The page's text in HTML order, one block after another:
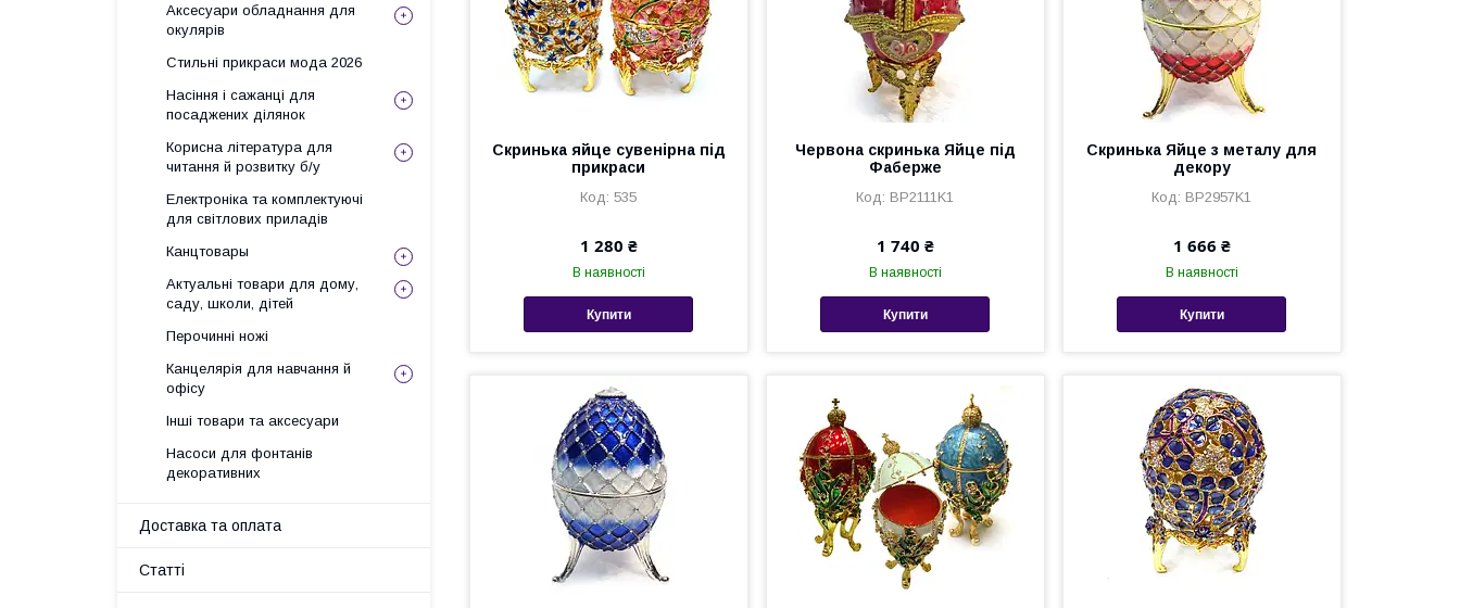
Скринька яйце сувенірна під
прикраси
535
1 280 ₴
В наявності
Купити
Червона скринька Яйце під
Фаберже
BP2111K1
1 740 ₴
В наявності
Купити
Скринька Яйце з металу для
декору
BP2957K1
1 666 ₴
В наявності
Купити
Аксесуари обладнання для
окулярів
Стильні прикраси мода 2026
Насіння і сажанці для
посаджених ділянок
Корисна література для
читання й розвитку б/у
Електроніка та комплектуючі
для світлових приладів
Канцтовары
Актуальні товари для дому,
саду, школи, дітей
Перочинні ножі
Канцелярія для навчання й
офісу
Інші товари та аксесуари
Насоси для фонтанів
декоративних
Доставка та оплата
Статті